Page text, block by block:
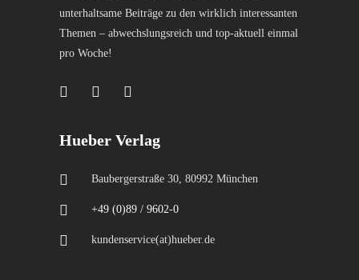
unterhaltsame Beiträge zu den wirklich interessanten
Themen – abwechslungsreich und top-aktuell einmal
pro Woche!
Hueber Verlag
Baubergerstraße 30, 80992 München
+49 (0)89 / 9602-0
kundenservice(at)hueber.de